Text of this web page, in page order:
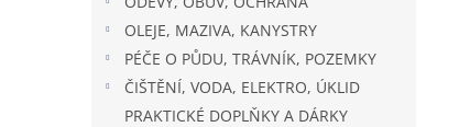
OLEJE, MAZIVA, KANYSTRY
PÉČE O PŮDU, TRÁVNÍK, POZEMKY
ČIŠTĚNÍ, VODA, ELEKTRO, ÚKLID
PRAKTICKÉ DOPLŇKY A DÁRKY